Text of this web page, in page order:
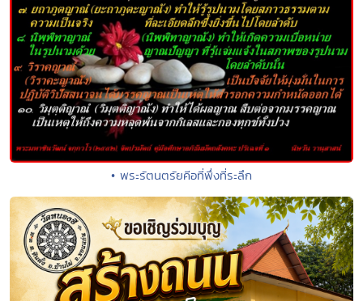
• พระรัตนตรัยคีอที่พึ่งที่ระลึก